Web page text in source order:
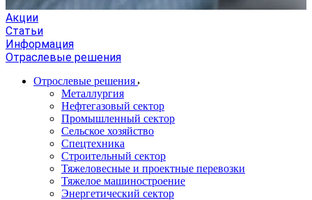
Акции
Статьи
Информация
Отраслевые решения
Отрослевые решения
Металлургия
Нефтегазовый сектор
Промышленный сектор
Сельское хозяйство
Спецтехника
Строительный сектор
Тяжеловесные и проектные перевозки
Тяжелое машиностроение
Энергетический сектор